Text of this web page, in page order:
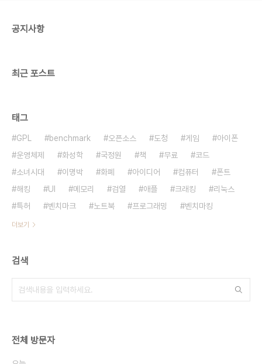
를 어렵쟎게 찾아볼 수 있습니다." 프리넷 역시 누텔
공지사항
최근 포스트
태그
GPL benchmark 오픈소스 도청 게임
아이폰
운영체제
화성학 국정원 책 무료
코드
소녀시대
이명박 화폐 아이디어 컴퓨터
폰트
해킹
UI 메모리 검열 애플 크래킹
리눅스
특허
벤치마크 노트북 프로그래밍 벤치마킹
더보기
검색
전체 방문자